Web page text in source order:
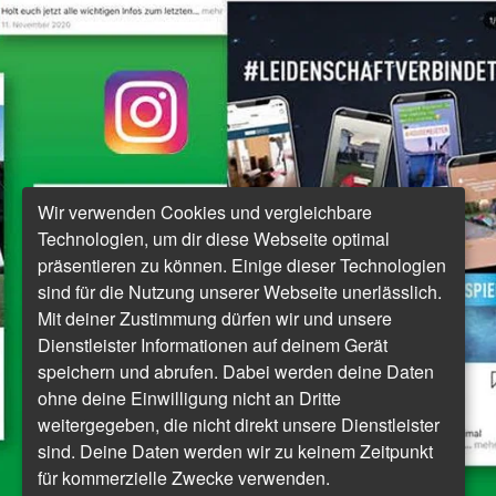
Wir verwenden Cookies und vergleichbare
Technologien, um dir diese Webseite optimal
präsentieren zu können. Einige dieser Technologien
sind für die Nutzung unserer Webseite unerlässlich.
Mit deiner Zustimmung dürfen wir und unsere
Dienstleister Informationen auf deinem Gerät
speichern und abrufen. Dabei werden deine Daten
ohne deine Einwilligung nicht an Dritte
weitergegeben, die nicht direkt unsere Dienstleister
sind. Deine Daten werden wir zu keinem Zeitpunkt
für kommerzielle Zwecke verwenden.